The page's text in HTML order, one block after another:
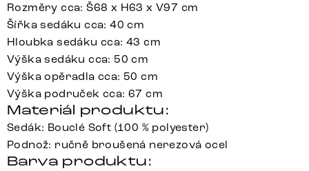
Rozměry cca: Š68 x H63 x V97 cm
Šířka sedáku cca: 40 cm
Hloubka sedáku cca: 43 cm
Výška sedáku cca: 50 cm
Výška opěradla cca: 50 cm
Výška područek cca: 67 cm
Materiál produktu:
Sedák: Bouclé Soft (100 % polyester)
Podnož: ručně broušená nerezová ocel
Barva produktu: